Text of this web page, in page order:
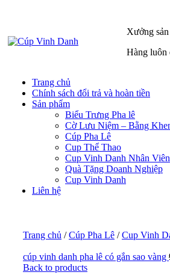
Xưởng
Hàng luôn
Trang chủ
Chính sách đổi trả và hoàn tiền
Sản phẩm
Biểu Trưng Pha lê
Cờ Lưu Niệm – Bằng
Cúp Pha Lê
Cup Thể Thao
Cup Vinh Danh Nhân Viên
Quà Tặng Doanh Nghiệp
Cup Vinh Danh
Liên hệ
Trang chủ /Cúp Pha Lê /Cup Vinh
cúp vinh danh pha lê có gắn sao vàng
Back to products